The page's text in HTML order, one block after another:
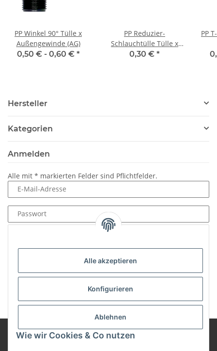
Alle akzeptieren
Konfigurieren
Ablehnen
Wie wir Cookies & Co nutzen
PP Winkel 90° Tülle x
Außengewinde (AG)
0,50 € - 0,60 € *
PP Reduzier-
Schlauchtülle Tülle x
Tülle
0,30 € *
PP
Hersteller
Kategorien
Anmelden
Alle mit * markierten Felder sind Pflichtfelder.
E-Mail-Adresse
Passwort
Neu hier?Jetzt registrieren!